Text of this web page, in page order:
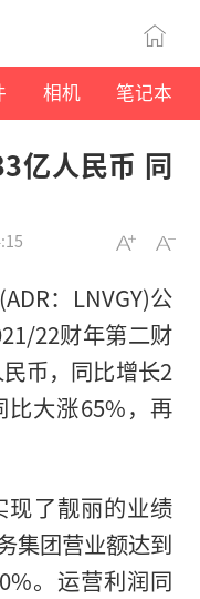
相机 笔记本
亿人民币 同
：LNVGY)公
22财年第二财
币，同比增长2
大涨65%，再
现了靓丽的业绩
集团营业额达到
。运营利润同